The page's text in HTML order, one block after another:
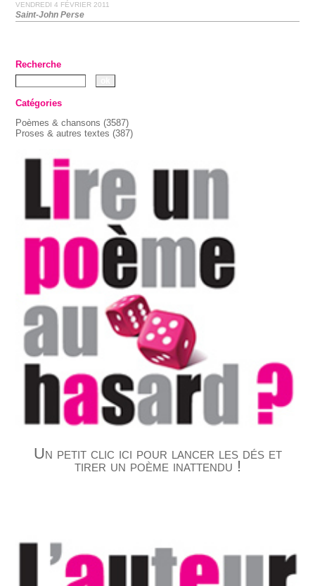
VENDREDI 4 FÉVRIER 2011
Saint-John Perse
Recherche
Catégories
Poèmes & chansons (3587)
Proses & autres textes (387)
Un petit clic ici pour lancer les dés et
tirer un poème inattendu !